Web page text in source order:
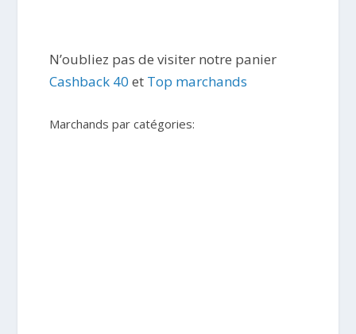
N’oubliez pas de visiter notre panier
Cashback 40 et Top marchands
Marchands par catégories: